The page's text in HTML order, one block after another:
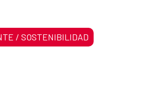
/ SOSTENIBILIDAD